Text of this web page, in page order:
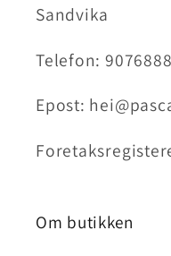
Sandvika
Telefon:
Epost:
Om butikken